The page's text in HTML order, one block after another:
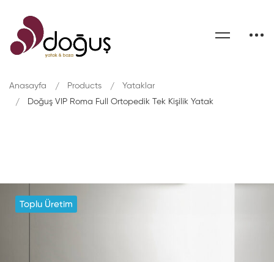
Anasayfa Products
Yataklar
Doğuş VIP Roma Full Ortopedik Tek Kişilik Yatak
Toplu Üretim